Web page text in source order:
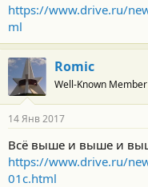
https://www.drive.ru/
ml
Romic
Well-Known Member
14 Янв 2017
Всё выше и выше и
https://www.drive.ru/
01c.html